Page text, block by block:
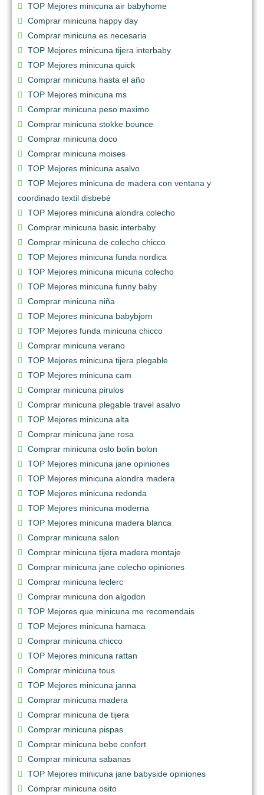
TOP Mejores minicuna air babyhome
Comprar minicuna happy day
Comprar minicuna es necesaria
TOP Mejores minicuna tijera interbaby
TOP Mejores minicuna quick
Comprar minicuna hasta el año
TOP Mejores minicuna ms
Comprar minicuna peso maximo
Comprar minicuna stokke bounce
Comprar minicuna doco
Comprar minicuna moises
TOP Mejores minicuna asalvo
TOP Mejores minicuna de madera con ventana y
coordinado textil disbebé
TOP Mejores minicuna alondra colecho
Comprar minicuna basic interbaby
Comprar minicuna de colecho chicco
TOP Mejores minicuna funda nordica
TOP Mejores minicuna micuna colecho
TOP Mejores minicuna funny baby
Comprar minicuna niña
TOP Mejores minicuna babybjorn
TOP Mejores funda minicuna chicco
Comprar minicuna verano
TOP Mejores minicuna tijera plegable
TOP Mejores minicuna cam
Comprar minicuna pirulos
Comprar minicuna plegable travel asalvo
TOP Mejores minicuna alta
Comprar minicuna jane rosa
Comprar minicuna oslo bolin bolon
TOP Mejores minicuna jane opiniones
TOP Mejores minicuna alondra madera
TOP Mejores minicuna redonda
TOP Mejores minicuna moderna
TOP Mejores minicuna madera blanca
Comprar minicuna salon
Comprar minicuna tijera madera montaje
Comprar minicuna jane colecho opiniones
Comprar minicuna leclerc
Comprar minicuna don algodon
TOP Mejores que minicuna me recomendais
TOP Mejores minicuna hamaca
Comprar minicuna chicco
TOP Mejores minicuna rattan
Comprar minicuna tous
TOP Mejores minicuna janna
Comprar minicuna madera
Comprar minicuna de tijera
Comprar minicuna pispas
Comprar minicuna bebe confort
Comprar minicuna sabanas
TOP Mejores minicuna jane babyside opiniones
Comprar minicuna osito